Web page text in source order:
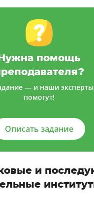
помощь
— и наши эксперты
помогут!
Описать задание
и